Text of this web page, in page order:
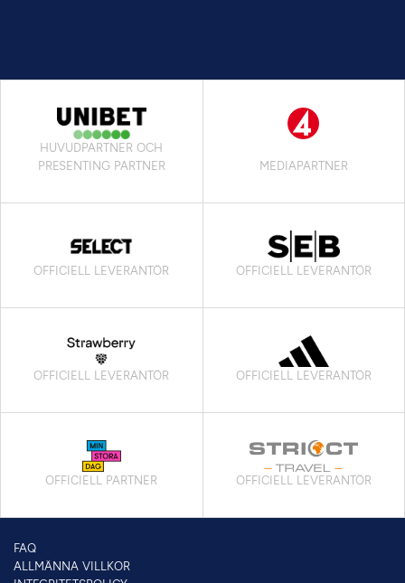
HUVUDPARTNER OCH
PRESENTING PARTNER
MEDIAPARTNER
OFFICIELL LEVERANTÖR OFFICIELL LEVERANTÖR
OFFICIELL LEVERANTÖR OFFICIELL LEVERANTÖR
OFFICIELL PARTNER OFFICIELL LEVERANTÖR
FAQ
ALLMÄNNA VILLKOR